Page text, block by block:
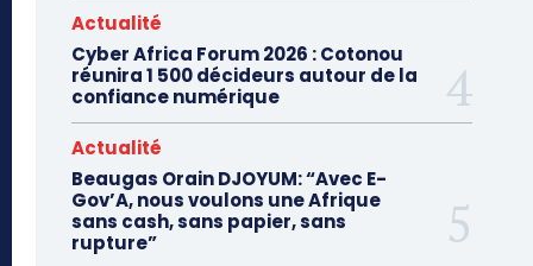
Actualité
Cyber Africa Forum 2026 : Cotonou
réunira 1 500 décideurs autour de la
confiance numérique
Actualité
Beaugas Orain DJOYUM: “Avec E-
Gov’A, nous voulons une Afrique
sans cash, sans papier, sans
rupture”